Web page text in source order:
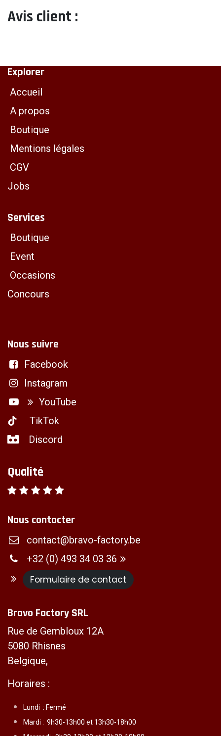
Avis client :
Explorer
Accueil
A propos
Boutique
Mentions légales
CGV
Jobs
Services
Boutique
Event
Occasions
Concours
Nous suivre
Facebook
Instagram
YouTube
TikTok
Discord
Qualité
Nous contacter
contact@bravo-factory.be
+32 (0) 493 34 03 36
Formulaire de contact
Bravo Factory SRL
Rue de Gembloux 12A
5080 Rhisnes
Belgique,
Horaires :
Lundi : Fermé
Mardi : 9h30-13h00 et 13h30-18h00